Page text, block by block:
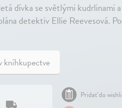
dívka se světlými kudrlinami
detektiv Ellie Reevesová.
kníhkupectve
Pridať do